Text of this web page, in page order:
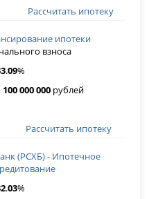
Рассчитать ипотеку
ипотеки
взноса
.09%
100 000 000 рублей
Рассчитать ипотеку
(РСХБ) - Ипотечное
.03%